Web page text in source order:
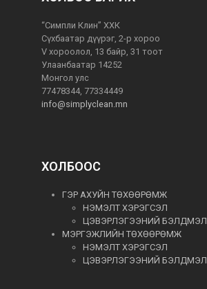
“Симпли Клин” ХХК
Сүхбаатар дүүрэг, 2-р хороо
V хороолол, 13 байр, 31 тоот
Улаанбаатар 14252
Монгол улс
77478344, 77334449
info@simplyclean.mn
ХОЛБООС
ГЭР АХУЙН ТӨХӨӨРӨМЖ
НЭМЭЛТ ХЭРЭГСЭЛ
ЦЭВЭРЛЭГЭЭНИЙ БЭЛДМЭЛ
МЭРГЭЖЛИЙН ТӨХӨӨРӨМЖ
НЭМЭЛТ ХЭРЭГСЭЛ
ЦЭВЭРЛЭГЭЭНИЙ БЭЛДМЭЛ